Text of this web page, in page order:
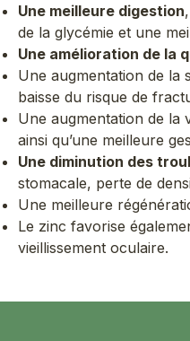
Une meilleure digestion
de la glycémie et une
Une amélioration de la
Une augmentation de la
baisse du risque de
Une augmentation de la
ainsi qu’une meilleure
Une diminution des
stomacale, perte de
Une meilleure
Le zinc favorise
vieillissement oculaire.